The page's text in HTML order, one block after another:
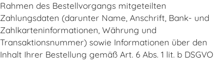
Rahmen des Bestellvorgangs mitgeteilten
Zahlungsdaten (darunter Name, Anschrift, Bank- und
Zahlkarteninformationen, Währung und
Transaktionsnummer) sowie Informationen über den
Inhalt Ihrer Bestellung gemäß Art. 6 Abs. 1 lit. b DSGVO